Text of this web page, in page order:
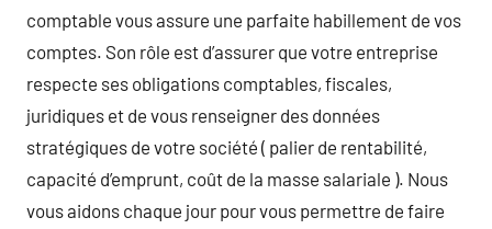
comptable vous assure une parfaite habillement de vos
comptes. Son rôle est d’assurer que votre entreprise
respecte ses obligations comptables, fiscales,
juridiques et de vous renseigner des données
stratégiques de votre société ( palier de rentabilité,
capacité d’emprunt, coût de la masse salariale ). Nous
vous aidons chaque jour pour vous permettre de faire